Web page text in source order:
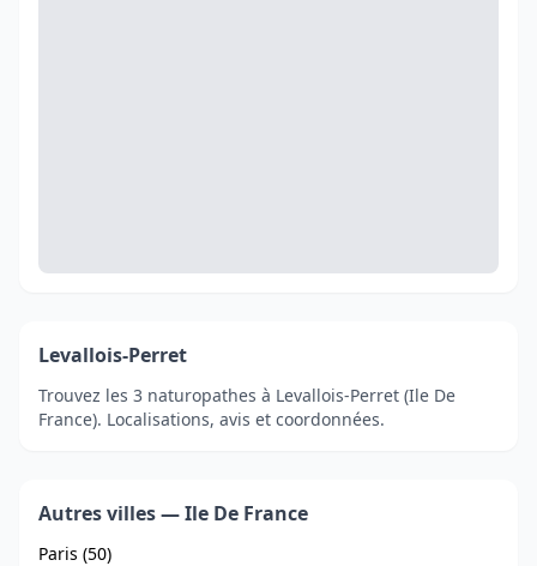
Levallois-Perret
Trouvez les 3 naturopathes à Levallois-Perret (Ile De
France). Localisations, avis et coordonnées.
Autres villes — Ile De France
Paris (50)